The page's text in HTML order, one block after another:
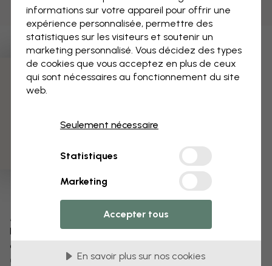
Modifiez votre papier peint
Notre équipe de conception peut modifier n’importe
quel motif pour le rendre unique.
Modifiez la taille ou les couleurs
informations sur votre appareil pour offrir une
expérience personnalisée, permettre des
statistiques sur les visiteurs et soutenir un
marketing personnalisé. Vous décidez des types
de cookies que vous acceptez en plus de ceux
qui sont nécessaires au fonctionnement du site
web.
Seulement nécessaire
Statistiques
Marketing
Accepter tous
En savoir plus sur nos cookies